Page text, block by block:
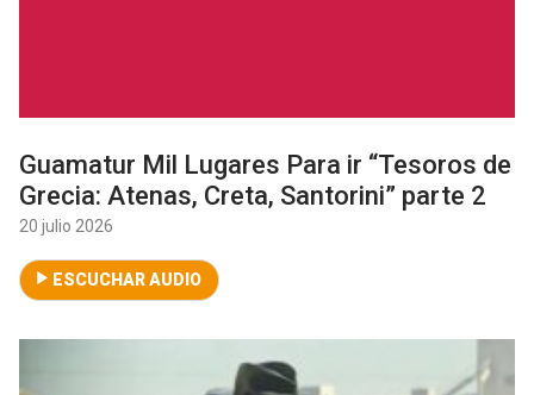
Guamatur Mil Lugares Para ir “Tesoros de
Grecia: Atenas, Creta, Santorini” parte 2
20 julio 2026
ESCUCHAR AUDIO